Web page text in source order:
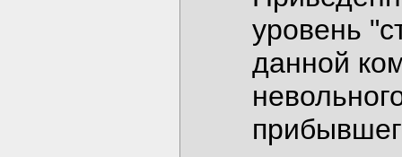
уровень
данной